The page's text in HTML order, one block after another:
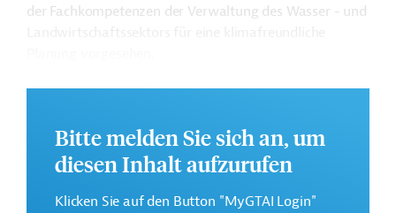
der Fachkompetenzen der Verwaltung des Wasser - und
Die Durchführung des Projekts ist von März 2023 bis
Weitere Informationen zu dem Entwicklungsprojekt
finden Sie auf derWebseite der Weltbankgruppe
bereitsteht.
Bitte melden Sie sich an, um
diesen Inhalt aufzurufen
Klicken Sie auf den Button "MyGTAI Login"